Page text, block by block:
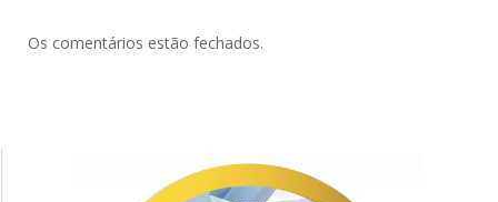
Os comentários estão fechados.